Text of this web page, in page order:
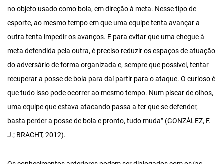
no objeto usado como bola, em direção à meta. Nesse tipo de
esporte, ao mesmo tempo em que uma equipe tenta avançar a
outra tenta impedir os avanços. E para evitar que uma chegue à
meta defendida pela outra, é preciso reduzir os espaços de atuação
do adversário de forma organizada e, sempre que possível, tentar
recuperar a posse de bola para daí partir para o ataque. O curioso é
que tudo isso pode ocorrer ao mesmo tempo. Num piscar de olhos,
uma equipe que estava atacando passa a ter que se defender,
basta perder a posse de bola e pronto, tudo muda” (GONZÁLEZ, F.
J.; BRACHT, 2012).